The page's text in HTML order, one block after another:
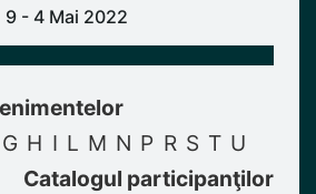
9 - 4 Mai 2022
G H I L M N P R S T U
Catalogul participanţilor